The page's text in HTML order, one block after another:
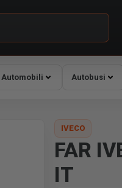
Automobili Autobusi
IVECO
FAR
IT